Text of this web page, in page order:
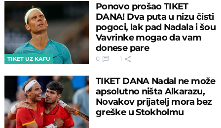
TIKET UZ KAFU
Ponovo prošao TIKET
DANA! Dva puta u nizu čisti
pogoci, lak pad Nadala i šou
Vavrinke mogao da vam
donese pare
0 1
TIKET DANA Nadal ne može
apsolutno ništa Alkarazu,
Novakov prijatelj mora bez
greške u Stokholmu